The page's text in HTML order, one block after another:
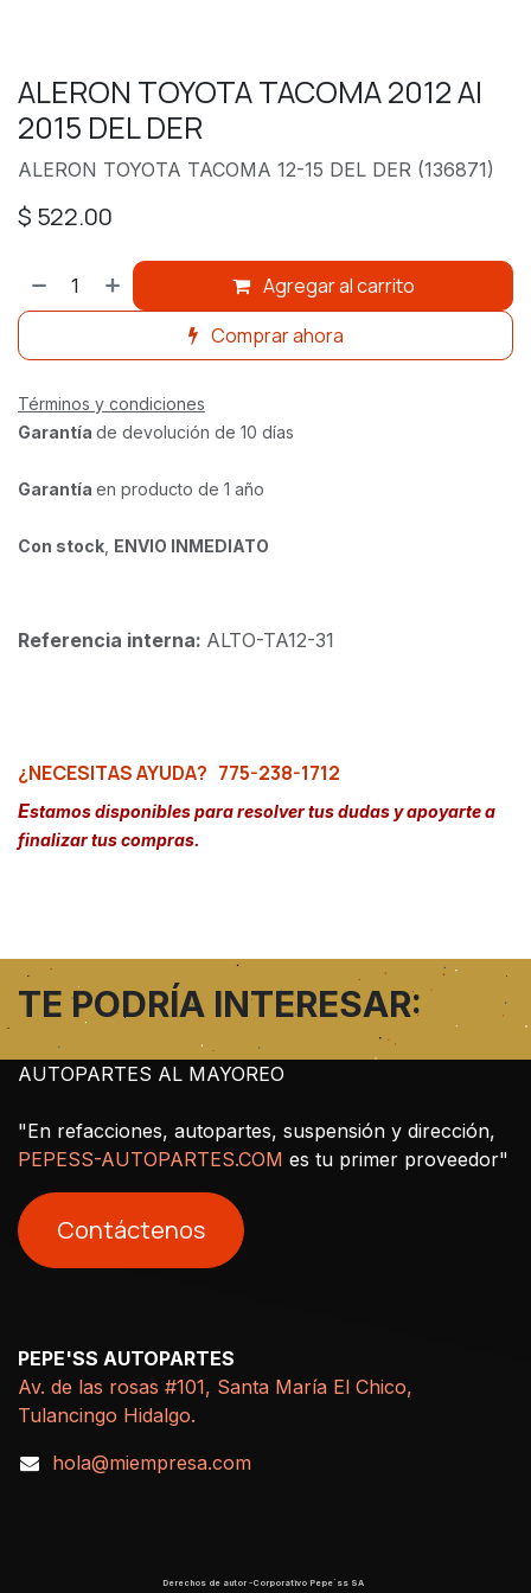
ALERON TOYOTA TACOMA 2012 Al
2015 DEL DER
ALERON TOYOTA TACOMA 12-15 DEL DER (136871)
$ 522.00
Agregar al carrito
Comprar ahora
Términos y condiciones
Garantía de devolución de 10 días
Garantía en producto de 1 año
Con stock ENVIO INMEDIATO
Referencia interna: ALTO-TA12-31
¿NECESITAS AYUDA? 775-238-1712
Estamos disponibles para resolver tus dudas y apoyarte a
finalizar tus compras.
TE PODRÍA INTERESAR:
AUTOPARTES AL MAYOREO
"En refacciones, autopartes, suspensión y dirección,
PEPESS-AUTOPARTES.COM es tu primer proveedor"
Contáctenos
PEPE'SS AUTOPARTES
Av. de las rosas #101, Santa María El Chico,
Tulancingo Hidalgo.
hola@miempresa.com
Derechos de autor -Corporativo Pepe´ss SA